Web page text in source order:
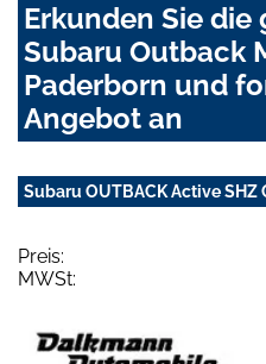
Erkunden Sie
Subaru Outback
Paderborn und
Angebot an
Subaru OUTBACK Active SHZ
Preis:
MWSt: